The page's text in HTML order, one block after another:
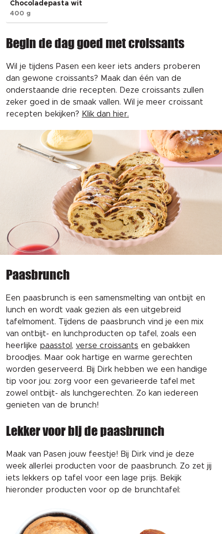
Chocoladepasta wit
400 g
Begin de dag goed met croissants
Wil je tijdens Pasen een keer iets anders proberen
dan gewone croissants? Maak dan één van de
onderstaande drie recepten. Deze croissants zullen
zeker goed in de smaak vallen. Wil je meer croissant
recepten bekijken? Klik dan hier.
Paasbrunch
Een paasbrunch is een samensmelting van ontbijt en
lunch en wordt vaak gezien als een uitgebreid
tafelmoment. Tijdens de paasbrunch vind je een mix
van ontbijt- en lunchproducten op tafel, zoals een
heerlijke paasstol , verse croissants en gebakken
broodjes. Maar ook hartige en warme gerechten
worden geserveerd. Bij Dirk hebben we een handige
tip voor jou: zorg voor een gevarieerde tafel met
zowel ontbijt- als lunchgerechten. Zo kan iedereen
genieten van de brunch!
Lekker voor bij de paasbrunch
Maak van Pasen jouw feestje! Bij Dirk vind je deze
week allerlei producten voor de paasbrunch. Zo zet jij
iets lekkers op tafel voor een lage prijs. Bekijk
hieronder producten voor op de brunchtafel: